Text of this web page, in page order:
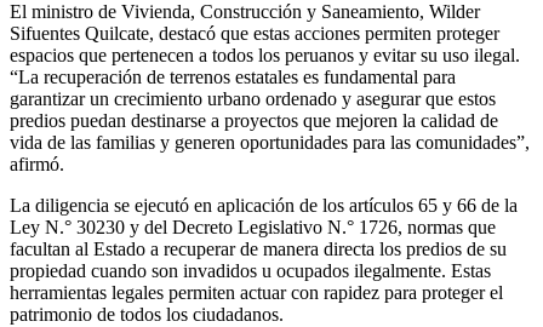
El ministro de Vivienda, Construcción y Saneamiento, Wilder
Sifuentes Quilcate, destacó que estas acciones permiten proteger
espacios que pertenecen a todos los peruanos y evitar su uso ilegal.
“La recuperación de terrenos estatales es fundamental para
garantizar un crecimiento urbano ordenado y asegurar que estos
predios puedan destinarse a proyectos que mejoren la calidad de
vida de las familias y generen oportunidades para las comunidades”,
afirmó.
La diligencia se ejecutó en aplicación de los artículos 65 y 66 de la
Ley N.° 30230 y del Decreto Legislativo N.° 1726, normas que
facultan al Estado a recuperar de manera directa los predios de su
propiedad cuando son invadidos u ocupados ilegalmente. Estas
herramientas legales permiten actuar con rapidez para proteger el
patrimonio de todos los ciudadanos.